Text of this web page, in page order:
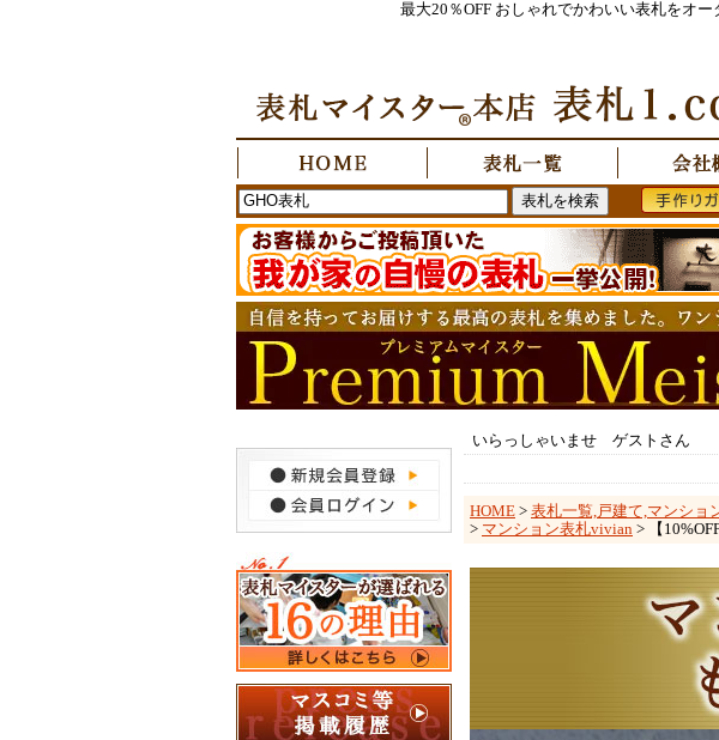
最大20％OFF おしゃれでかわいい表札をオ
いらっしゃいませ ゲストさん
HOME > 表札一覧,戸建て,マンショ
> マンション表札vivian > 【